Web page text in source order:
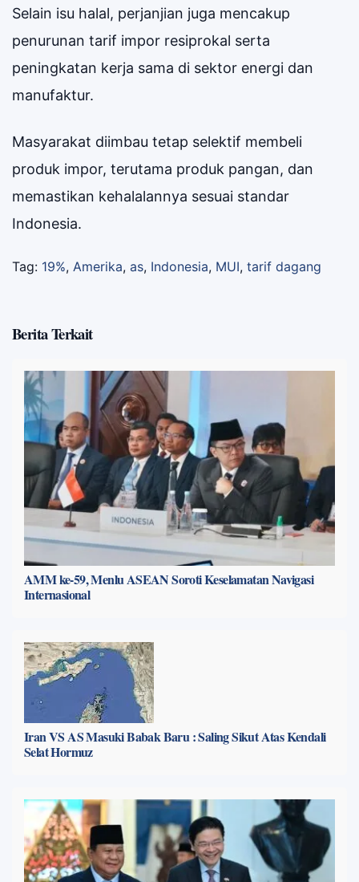
Selain isu halal, perjanjian juga mencakup
penurunan tarif impor resiprokal serta
peningkatan kerja sama di sektor energi dan
manufaktur.
Masyarakat diimbau tetap selektif membeli
produk impor, terutama produk pangan, dan
memastikan kehalalannya sesuai standar
Indonesia.
Tag: 19%, Amerika, as, Indonesia, MUI, tarif dagang
Berita Terkait
AMM ke-59, Menlu ASEAN Soroti Keselamatan Navigasi
Internasional
Iran VS AS Masuki Babak Baru : Saling Sikut Atas Kendali
Selat Hormuz